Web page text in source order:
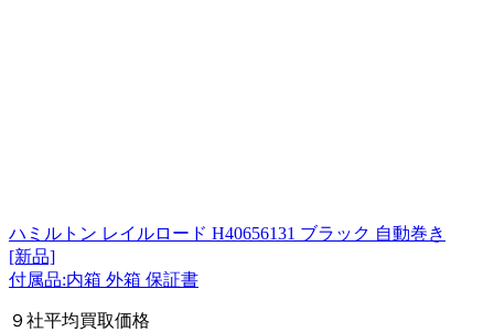
ハミルトン レイルロード H40656131 ブラック 自動巻き
[新品]
付属品:内箱 外箱 保証書
９社平均買取価格